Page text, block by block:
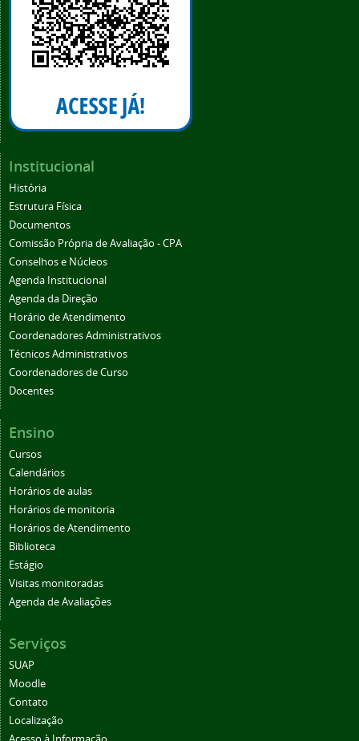
Institucional
História
Estrutura Física
Documentos
Comissão Própria de Avaliação - CPA
Conselhos e Núcleos
Agenda Institucional
Agenda da Direção
Horário de Atendimento
Coordenadores Administrativos
Técnicos Administrativos
Coordenadores de Curso
Docentes
Ensino
Cursos
Calendários
Horários de aulas
Horários de monitoria
Horários de Atendimento
Biblioteca
Estágio
Visitas monitoradas
Agenda de Avaliações
Serviços
SUAP
Moodle
Contato
Localização